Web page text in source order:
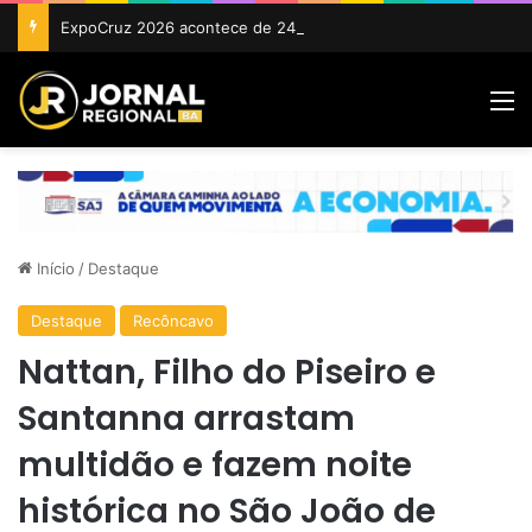
Início / Destaque
Destaque Recôncavo
Nattan, Filho do Piseiro e
Santanna arrastam
multidão e fazem noite
histórica no São João de